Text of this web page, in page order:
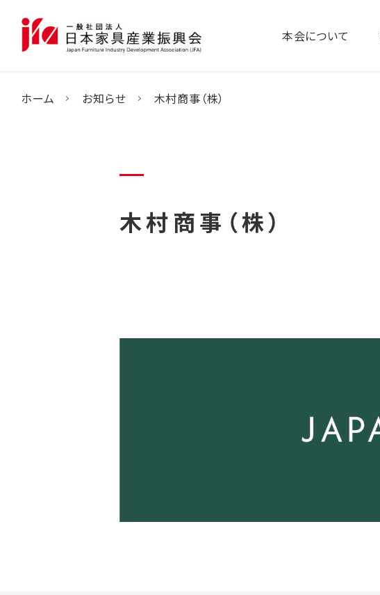
本会について
ホーム お知らせ 木村商事（株）
木村商事（株）